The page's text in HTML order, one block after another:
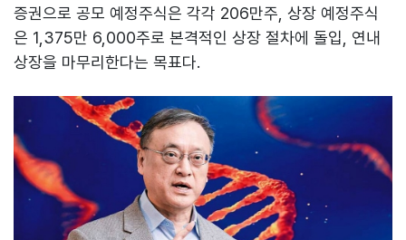
증권으로 공모 예정주식은 각각 206만주, 상장 예정주식
은 1,375만 6,000주로 본격적인 상장 절차에 돌입, 연내
상장을 마무리한다는 목표다.